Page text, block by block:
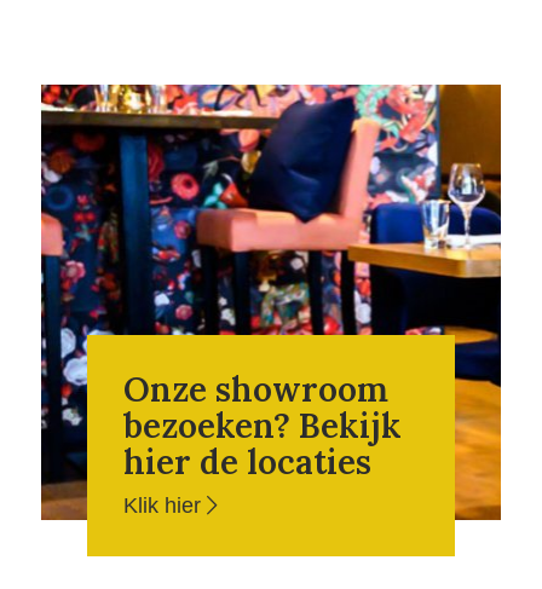
Onze showroom
bezoeken? Bekijk
hier de locaties
Klik hier